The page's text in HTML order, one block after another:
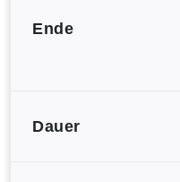
Ende
Dauer